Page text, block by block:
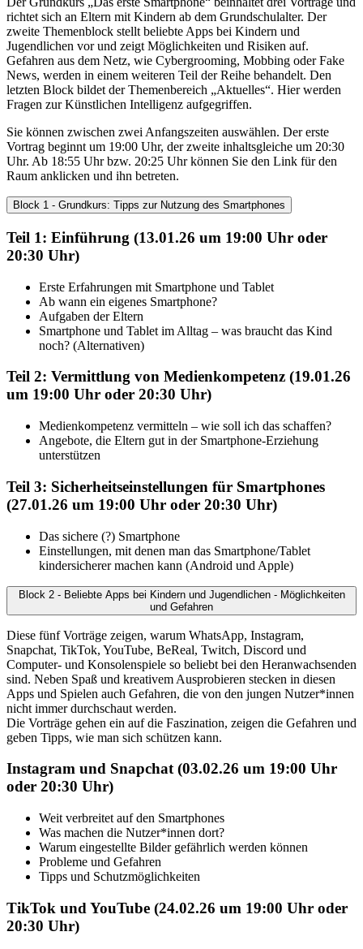
richtet sich an Eltern mit Kindern ab dem Grundschulalter. Der
zweite Themenblock stellt beliebte Apps bei Kindern und
Jugendlichen vor und zeigt Möglichkeiten und Risiken auf.
Gefahren aus dem Netz, wie Cybergrooming, Mobbing oder Fake
News, werden in einem weiteren Teil der Reihe behandelt. Den
letzten Block bildet der Themenbereich „Aktuelles“. Hier werden
Fragen zur Künstlichen Intelligenz aufgegriffen.
Sie können zwischen zwei Anfangszeiten auswählen. Der erste
Vortrag beginnt um 19:00 Uhr, der zweite inhaltsgleiche um 20:30
Uhr. Ab 18:55 Uhr bzw. 20:25 Uhr können Sie den Link für den
Raum anklicken und ihn betreten.
Block 1 - Grundkurs: Tipps zur Nutzung des Smartphones
Teil 1: Einführung (13.01.26 um 19:00 Uhr oder
20:30 Uhr)
Erste Erfahrungen mit Smartphone und Tablet
Ab wann ein eigenes Smartphone?
Aufgaben der Eltern
Smartphone und Tablet im Alltag – was braucht das Kind
noch? (Alternativen)
Teil 2: Vermittlung von Medienkompetenz (19.01.26
um 19:00 Uhr oder 20:30 Uhr)
Medienkompetenz vermitteln – wie soll ich das schaffen?
Angebote, die Eltern gut in der Smartphone-Erziehung
unterstützen
Teil 3: Sicherheitseinstellungen für Smartphones
(27.01.26 um 19:00 Uhr oder 20:30 Uhr)
Das sichere (?) Smartphone
Einstellungen, mit denen man das Smartphone/Tablet
kindersicherer machen kann (Android und Apple)
Block 2 - Beliebte Apps bei Kindern und Jugendlichen - Möglichkeiten
und Gefahren
Diese fünf Vorträge zeigen, warum WhatsApp, Instagram,
Snapchat, TikTok, YouTube, BeReal, Twitch, Discord und
Computer- und Konsolenspiele so beliebt bei den Heranwachsenden
sind. Neben Spaß und kreativem Ausprobieren stecken in diesen
Apps und Spielen auch Gefahren, die von den jungen Nutzer*innen
nicht immer durchschaut werden.
Die Vorträge gehen ein auf die Faszination, zeigen die Gefahren und
geben Tipps, wie man sich schützen kann.
Instagram und Snapchat (03.02.26 um 19:00 Uhr
oder 20:30 Uhr)
Weit verbreitet auf den Smartphones
Was machen die Nutzer*innen dort?
Warum eingestellte Bilder gefährlich werden können
Probleme und Gefahren
Tipps und Schutzmöglichkeiten
TikTok und YouTube (24.02.26 um 19:00 Uhr oder
20:30 Uhr)